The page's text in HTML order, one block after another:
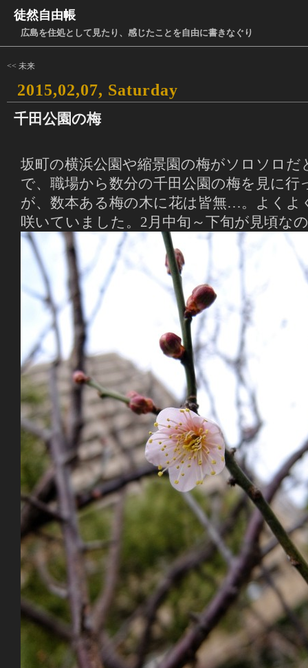
徒然自由帳
広島を住処として見たり、感じたことを自由に書きなぐり
<< 未来
2015,02,07, Saturday
千田公園の梅
坂町の横浜公園や縮景園の梅がソロソロだ
で、職場から数分の千田公園の梅を見に行
が、数本ある梅の木に花は皆無…。よくよ
咲いていました。2月中旬～下旬が見頃な